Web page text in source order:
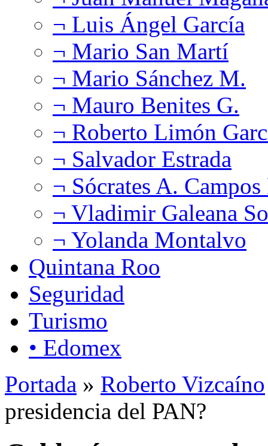
¬ Luis Ángel García
¬ Mario San Martí
¬ Mario Sánchez M.
¬ Mauro Benites G.
¬ Roberto Limón
¬ Salvador Estrada
¬ Sócrates A.
¬ Vladimir Galeana
¬ Yolanda Montalvo
Quintana Roo
Seguridad
Turismo
• Edomex
Portada » Roberto Vizcaíno
presidencia del PAN?